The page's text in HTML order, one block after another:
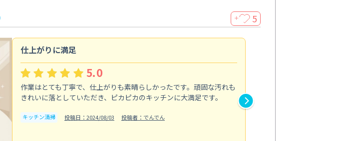
＋ 5
仕上がりに満足
5.0
作業はとても丁寧で、仕上がりも素晴らしかったです。頑固な汚れも
きれいに落としていただき、ピカピカのキッチンに大満足です。
キッチン清掃 投稿日：2024/08/03 投稿者：でんでん